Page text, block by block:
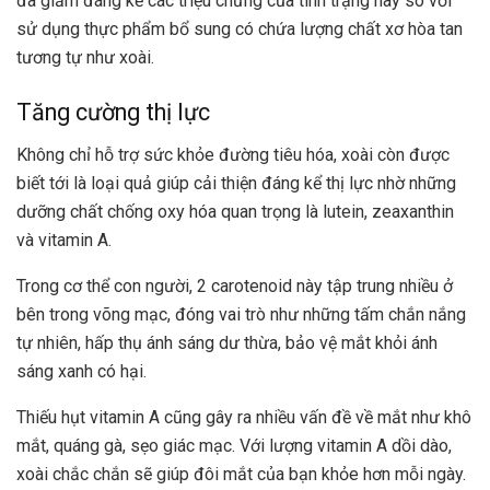
sử dụng thực phẩm bổ sung có chứa lượng chất xơ hòa tan
tương tự như xoài.
Tăng cường thị lực
Không chỉ hỗ trợ sức khỏe đường tiêu hóa, xoài còn được
biết tới là loại quả giúp cải thiện đáng kể thị lực nhờ những
dưỡng chất chống oxy hóa quan trọng là lutein, zeaxanthin
và vitamin A.
Trong cơ thể con người, 2 carotenoid này tập trung nhiều ở
bên trong võng mạc, đóng vai trò như những tấm chắn nắng
tự nhiên, hấp thụ ánh sáng dư thừa, bảo vệ mắt khỏi ánh
sáng xanh có hại.
Thiếu hụt vitamin A cũng gây ra nhiều vấn đề về mắt như khô
mắt, quáng gà, sẹo giác mạc. Với lượng vitamin A dồi dào,
xoài chắc chắn sẽ giúp đôi mắt của bạn khỏe hơn mỗi ngày.